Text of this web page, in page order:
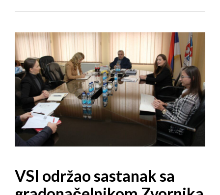
VSI održao sastanak sa